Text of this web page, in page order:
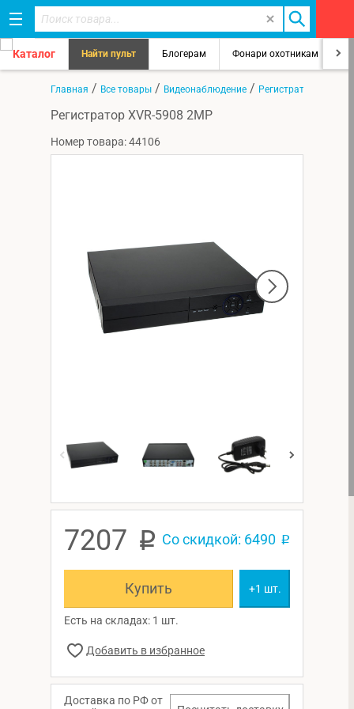
Каталог Найти пульт Блогерам Фонари охотникам
Главная / Все товары / Видеонаблюдение / Регистраторы
Регистратор XVR-5908 2MP
Номер товара: 44106
7207 p Со скидкой: 6490 p
Купить +1 шт.
Есть на складах: 1 шт.
Доставка по РФ от